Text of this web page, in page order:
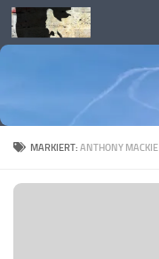
Skip to content
MARKIERT:ANTHONY MACKIE